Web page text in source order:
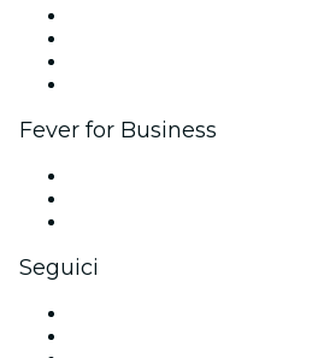
Fever for Business
Seguici